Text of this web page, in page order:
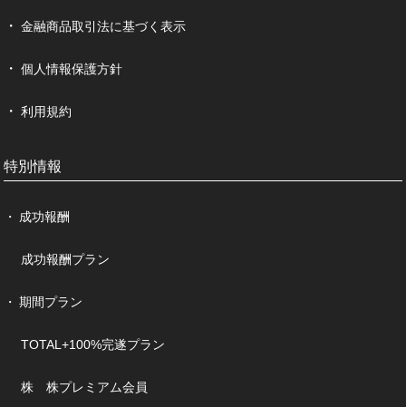
金融商品取引法に基づく表示
個人情報保護方針
利用規約
特別情報
成功報酬
成功報酬プラン
期間プラン
TOTAL+100%完遂プラン
株 株プレミアム会員